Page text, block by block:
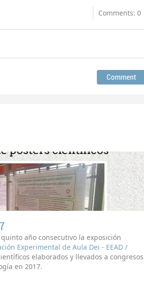
Comments: 0
año consecutivo la exposición
Experimental de Aula Dei - EEAD /
elaborados y llevados a congresos
en 2017.